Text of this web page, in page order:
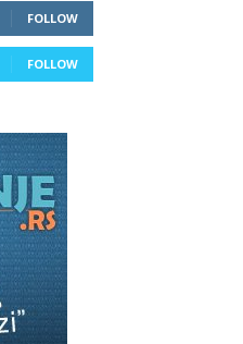
FOLLOW
FOLLOW